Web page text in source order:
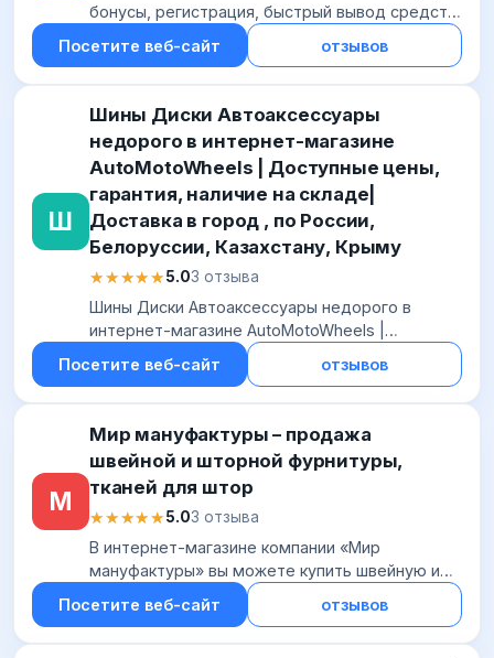
бонусы, регистрация, быстрый вывод средств
Посетите веб-сайт отзывов
Ш
Шины Диски Автоаксессуары
недорого в интернет-магазине
AutoMotoWheels | Доступные цены,
гарантия, наличие на складе|
Доставка в город , по России,
Белоруссии, Казахстану, Крыму
★★★★★
★★★★★5.03 отзыва
Шины Диски Автоаксессуары недорого в
интернет-магазине AutoMotoWheels |
Доступные цены, гарантия, наличие на складе|
Доставка в город , по России, Белоруссии,
Посетите веб-сайт отзывов
М
Мир мануфактуры – продажа
швейной и шторной фурнитуры,
тканей для штор
★★★★★
★★★★★5.03 отзыва
В интернет-магазине компании «Мир
мануфактуры» вы можете купить швейную и
шторную фурнитуру, ткани для штор и для
одежды по доступным низким ценам
Посетите веб-сайт отзывов